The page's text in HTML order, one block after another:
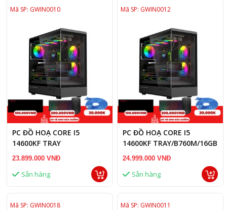
Mã SP: GWIN0010
PC ĐỒ HOẠ CORE I5
14600KF TRAY
/B760M/16GB RAM/RX 7600
23.899.000 VNĐ
Sẵn hàng
Mã SP: GWIN0012
PC ĐỒ HOẠ CORE I5
14600KF TRAY/B760M/16GB
RAM/RTX 5050 8GB
24.999.000 VNĐ
Sẵn hàng
Mã SP: GWIN0018 Mã SP: GWIN0011